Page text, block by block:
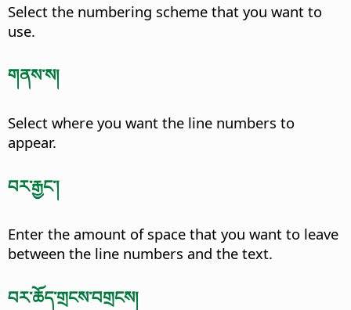
Select the numbering scheme that you want to
use.
གནས་ས།
Select where you want the line numbers to
appear.
བར་རྒྱང་།
Enter the amount of space that you want to leave
between the line numbers and the text.
བར་ཆོད་གྲངས་བགྲངས།